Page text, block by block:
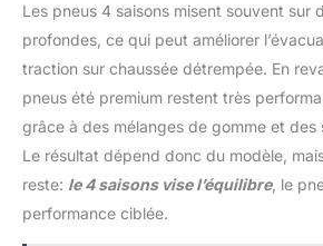
Les pneus 4 saisons misent souvent sur
profondes, ce qui peut améliorer
traction sur chaussée détrempée. En
pneus été premium restent très
grâce à des mélanges de gomme et des
Le résultat dépend donc du modèle,
reste: le 4 saisons vise l’équilibre, le
performance ciblée.